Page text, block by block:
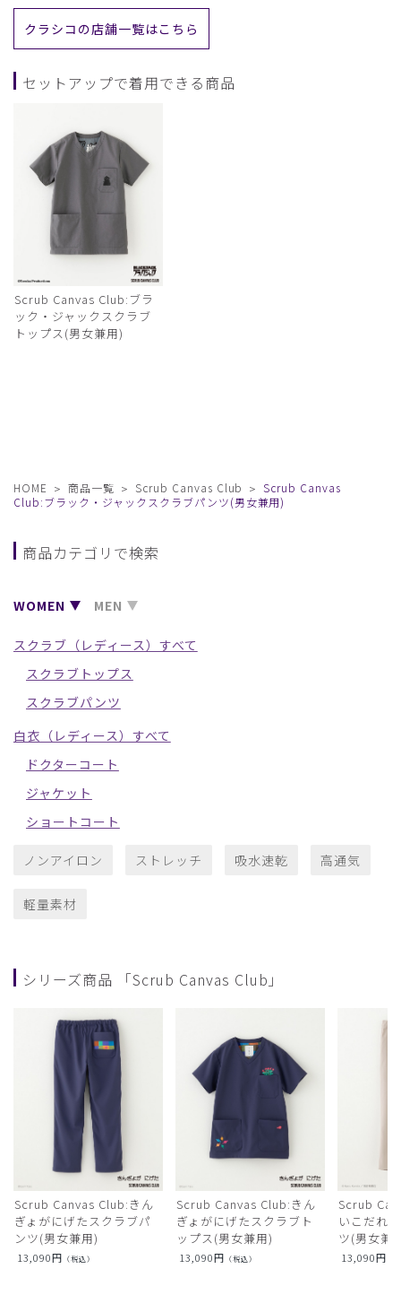
クラシコの店舗一覧はこちら
セットアップで着用できる商品
Scrub Canvas Club:ブラ
ック・ジャックスクラブ
トップス(男女兼用)
HOME 商品一覧 Scrub Canvas Club
Scrub Canvas
Club:ブラック・ジャックスクラブパンツ(男女兼用)
商品カテゴリで検索
WOMEN MEN
スクラブ（レディース）すべて
スクラブトップス
スクラブパンツ
白衣（レディース）すべて
ドクターコート
ジャケット
ショートコート
ノンアイロン ストレッチ 吸水速乾 高通気
軽量素材
シリーズ商品 「Scrub Canvas Club」
Scrub Canvas Club:きん
ぎょがにげたスクラブパ
ンツ(男女兼用)
13,090円 （税込）
Scrub Canvas Club:きん
ぎょがにげたスクラブト
ップス(男女兼用)
13,090円 （税込）
Scrub
いこだれ
ツ(男女兼
13,090円